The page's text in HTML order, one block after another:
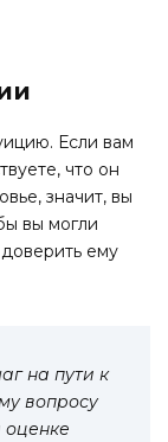
Если вам
что он
значит, вы
вы могли
ему
на пути к
вопросу
оценке